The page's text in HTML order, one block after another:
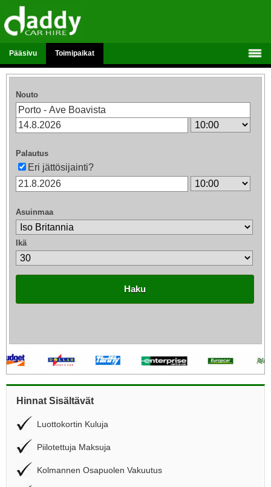
Pääsivu Toimipaikat
Nouto
Palautus
Eri jättösijainti?
Asuinmaa
Ikä
Haku
Hinnat Sisältävät
Luottokortin Kuluja
Piilotettuja Maksuja
Kolmannen Osapuolen Vakuutus